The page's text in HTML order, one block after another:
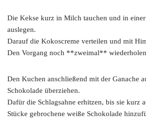
Die Kekse kurz in Milch tauchen und in
auslegen.
Darauf die Kokoscreme verteilen und mit
Den Vorgang noch **zweimal**
Den Kuchen anschließend mit der Ganache
Schokolade überziehen.
Dafür die Schlagsahne erhitzen, bis sie kurz
Stücke gebrochene weiße Schokolade